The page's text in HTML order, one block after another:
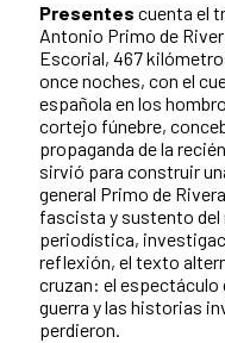
Presentes cuenta el
Antonio Primo de
Escorial, 467
once noches, con el
española en los
cortejo fúnebre,
propaganda de la
sirvió para construir
general Primo de
fascista y sustento
periodística,
reflexión, el texto
cruzan: el espectáculo
guerra y las historias
perdieron.